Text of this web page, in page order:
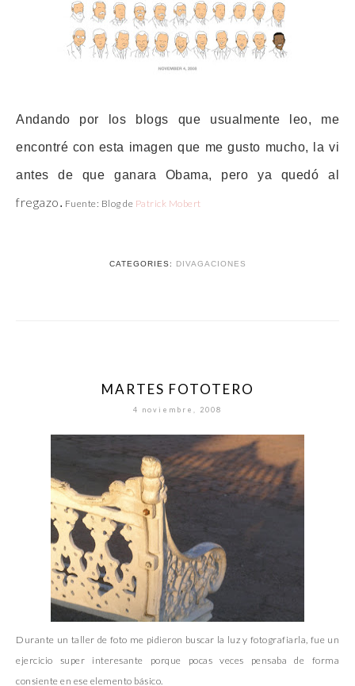
Andando por los blogs que usualmente leo, me
encontré con esta imagen que me gusto mucho, la vi
antes de que ganara Obama, pero ya quedó al
fregazo. Fuente: Blog de Patrick Mobert
CATEGORIES: DIVAGACIONES
MARTES FOTOTERO
4 noviembre, 2008
Durante un taller de foto me pidieron buscar la luz y fotografiarla, fue un
ejercicio super interesante porque pocas veces pensaba de forma
consiente en ese elemento básico.